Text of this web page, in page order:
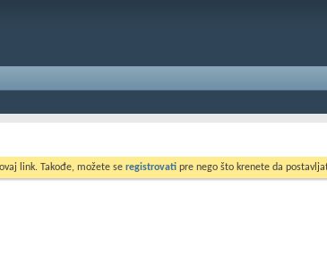
link. Takođe, možete se registrovati pre nego što krenete da